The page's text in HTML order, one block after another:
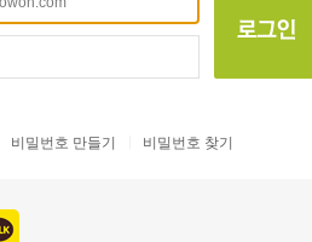
비밀번호 만들기 비밀번호 찾기